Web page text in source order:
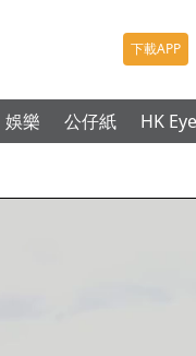
下載APP
娛樂 公仔紙 HK Eye